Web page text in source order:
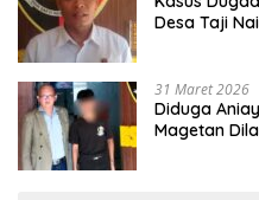
Desa Taji
31 Maret 2026
Diduga
Magetan